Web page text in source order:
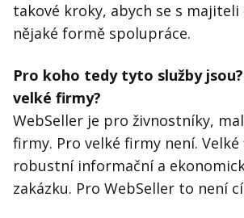
takové kroky, abych se s
nějaké formě spolupráce.
Pro koho tedy tyto služby
velké firmy?
WebSeller je pro živnostníky,
firmy. Pro velké firmy není.
robustní informační a
zakázku. Pro WebSeller to není